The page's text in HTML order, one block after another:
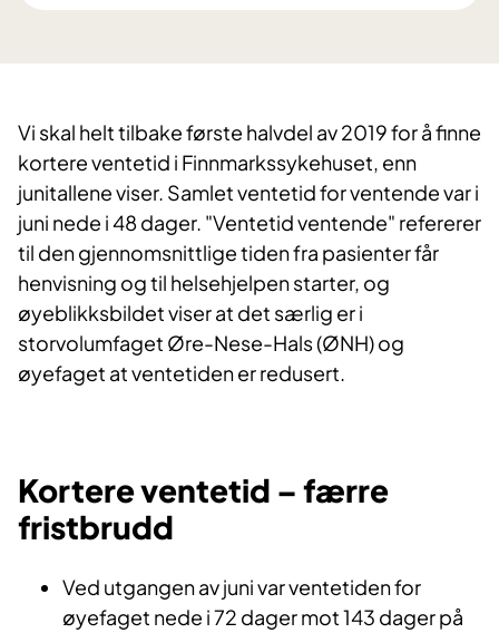
Vi skal helt tilbake første halvdel av 2019 for å finne
kortere ventetid i Finnmarkssykehuset, enn
junitallene viser. Samlet ventetid for ventende var i
juni nede i 48 dager. "Ventetid ventende" refererer
til den gjennomsnittlige tiden fra pasienter får
henvisning og til helsehjelpen starter, og
øyeblikksbildet viser at det særlig er i
storvolumfaget Øre-Nese-Hals (ØNH) og
øyefaget at ventetiden er redusert.
Kortere ventetid – færre
fristbrudd
Ved utgangen av juni var ventetiden for
øyefaget nede i 72 dager mot 143 dager på